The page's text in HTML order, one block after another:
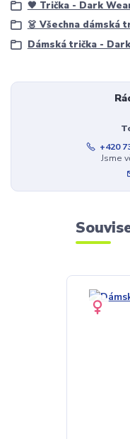
🖤 Trička - Dark
👗 Všechna dámská
Dámská trička -
+420
Jsme